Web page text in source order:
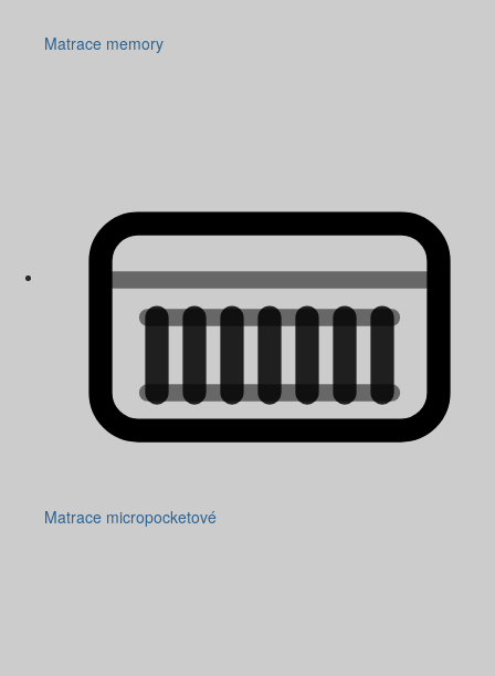
Matrace memory
Matrace micropocketové